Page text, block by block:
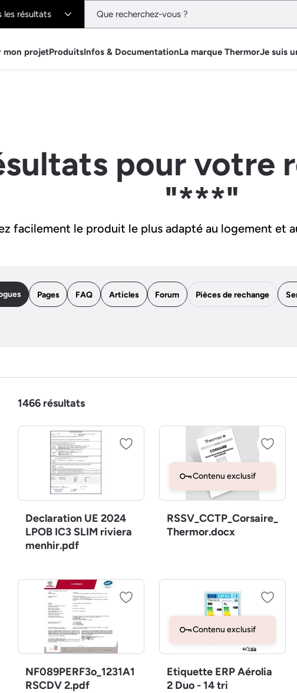
les résultats
mon projetProduitsInfos & DocumentationLa marque ThermorJe suis
pour votre
"***"
facilement le produit le plus adapté au logement et
Pages FAQ Articles Forum Pièces de rechange
1466 résultats
Declaration UE 2024
LPOB IC3 SLIM riviera
menhir.pdf
Contenu exclusif
RSSV_CCTP_Corsaire_
Thermor.docx
NF089PERF3o_1231A1
RSCDV 2.pdf
Contenu exclusif
Etiquette ERP Aérolia
2 Duo - 14 tri